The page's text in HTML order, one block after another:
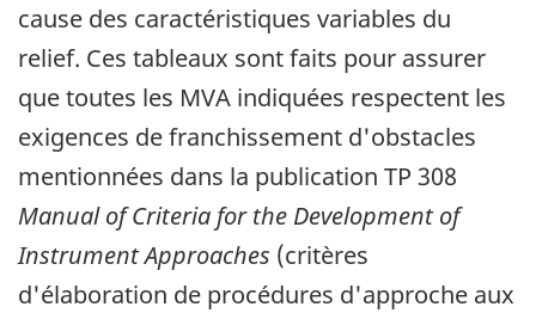
cause des caractéristiques variables du
relief. Ces tableaux sont faits pour assurer
que toutes les MVA indiquées respectent les
exigences de franchissement d'obstacles
mentionnées dans la publication TP 308
Manual of Criteria for the Development of
Instrument Approaches (critères
d'élaboration de procédures d'approche aux